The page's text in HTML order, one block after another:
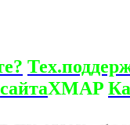
сайтаXMAP